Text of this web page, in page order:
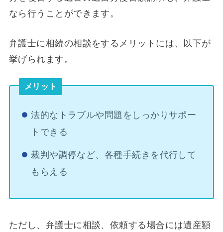
なら行うことができます。
弁護士に相続の相談をするメリットには、以下が
挙げられます。
メリット
法的なトラブルや問題をしっかりサポー
トできる
裁判や調停など、各種手続きを代行して
もらえる
ただし、弁護士に相談、依頼する場合には遺産額